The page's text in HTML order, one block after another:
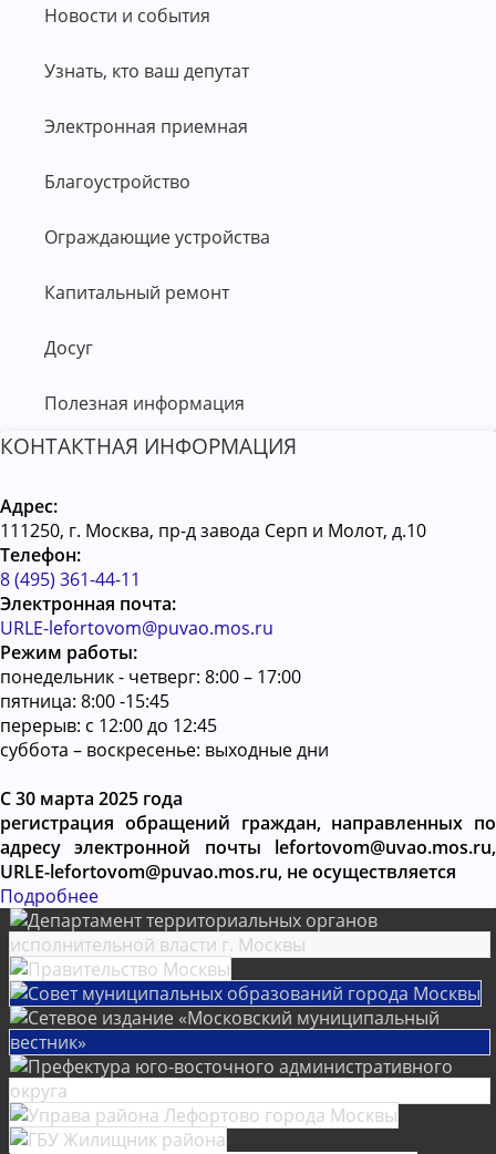
Новости и события
Узнать, кто ваш депутат
Электронная приемная
Благоустройство
Ограждающие устройства
Капитальный ремонт
Досуг
Полезная информация
КОНТАКТНАЯ ИНФОРМАЦИЯ
Адрес:
111250, г. Москва, пр-д завода Серп и Молот, д.10
Телефон:
8 (495) 361-44-11
Электронная почта:
URLE-lefortovom@puvao.mos.ru
Режим работы:
понедельник - четверг: 8:00 – 17:00
пятница: 8:00 -15:45
перерыв: с 12:00 до 12:45
суббота – воскресенье: выходные дни
С 30 марта 2025 года
регистрация обращений граждан, направленных по
адресу электронной почты lefortovom@uvao.mos.ru,
URLE-lefortovom@puvao.mos.ru, не осуществляется
Подробнее